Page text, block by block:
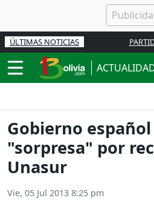
ÚLTIMAS NOTICIAS
Gobierno
"sorpresa" por
Unasur
Vie, 05 Jul 2013 8:25 pm